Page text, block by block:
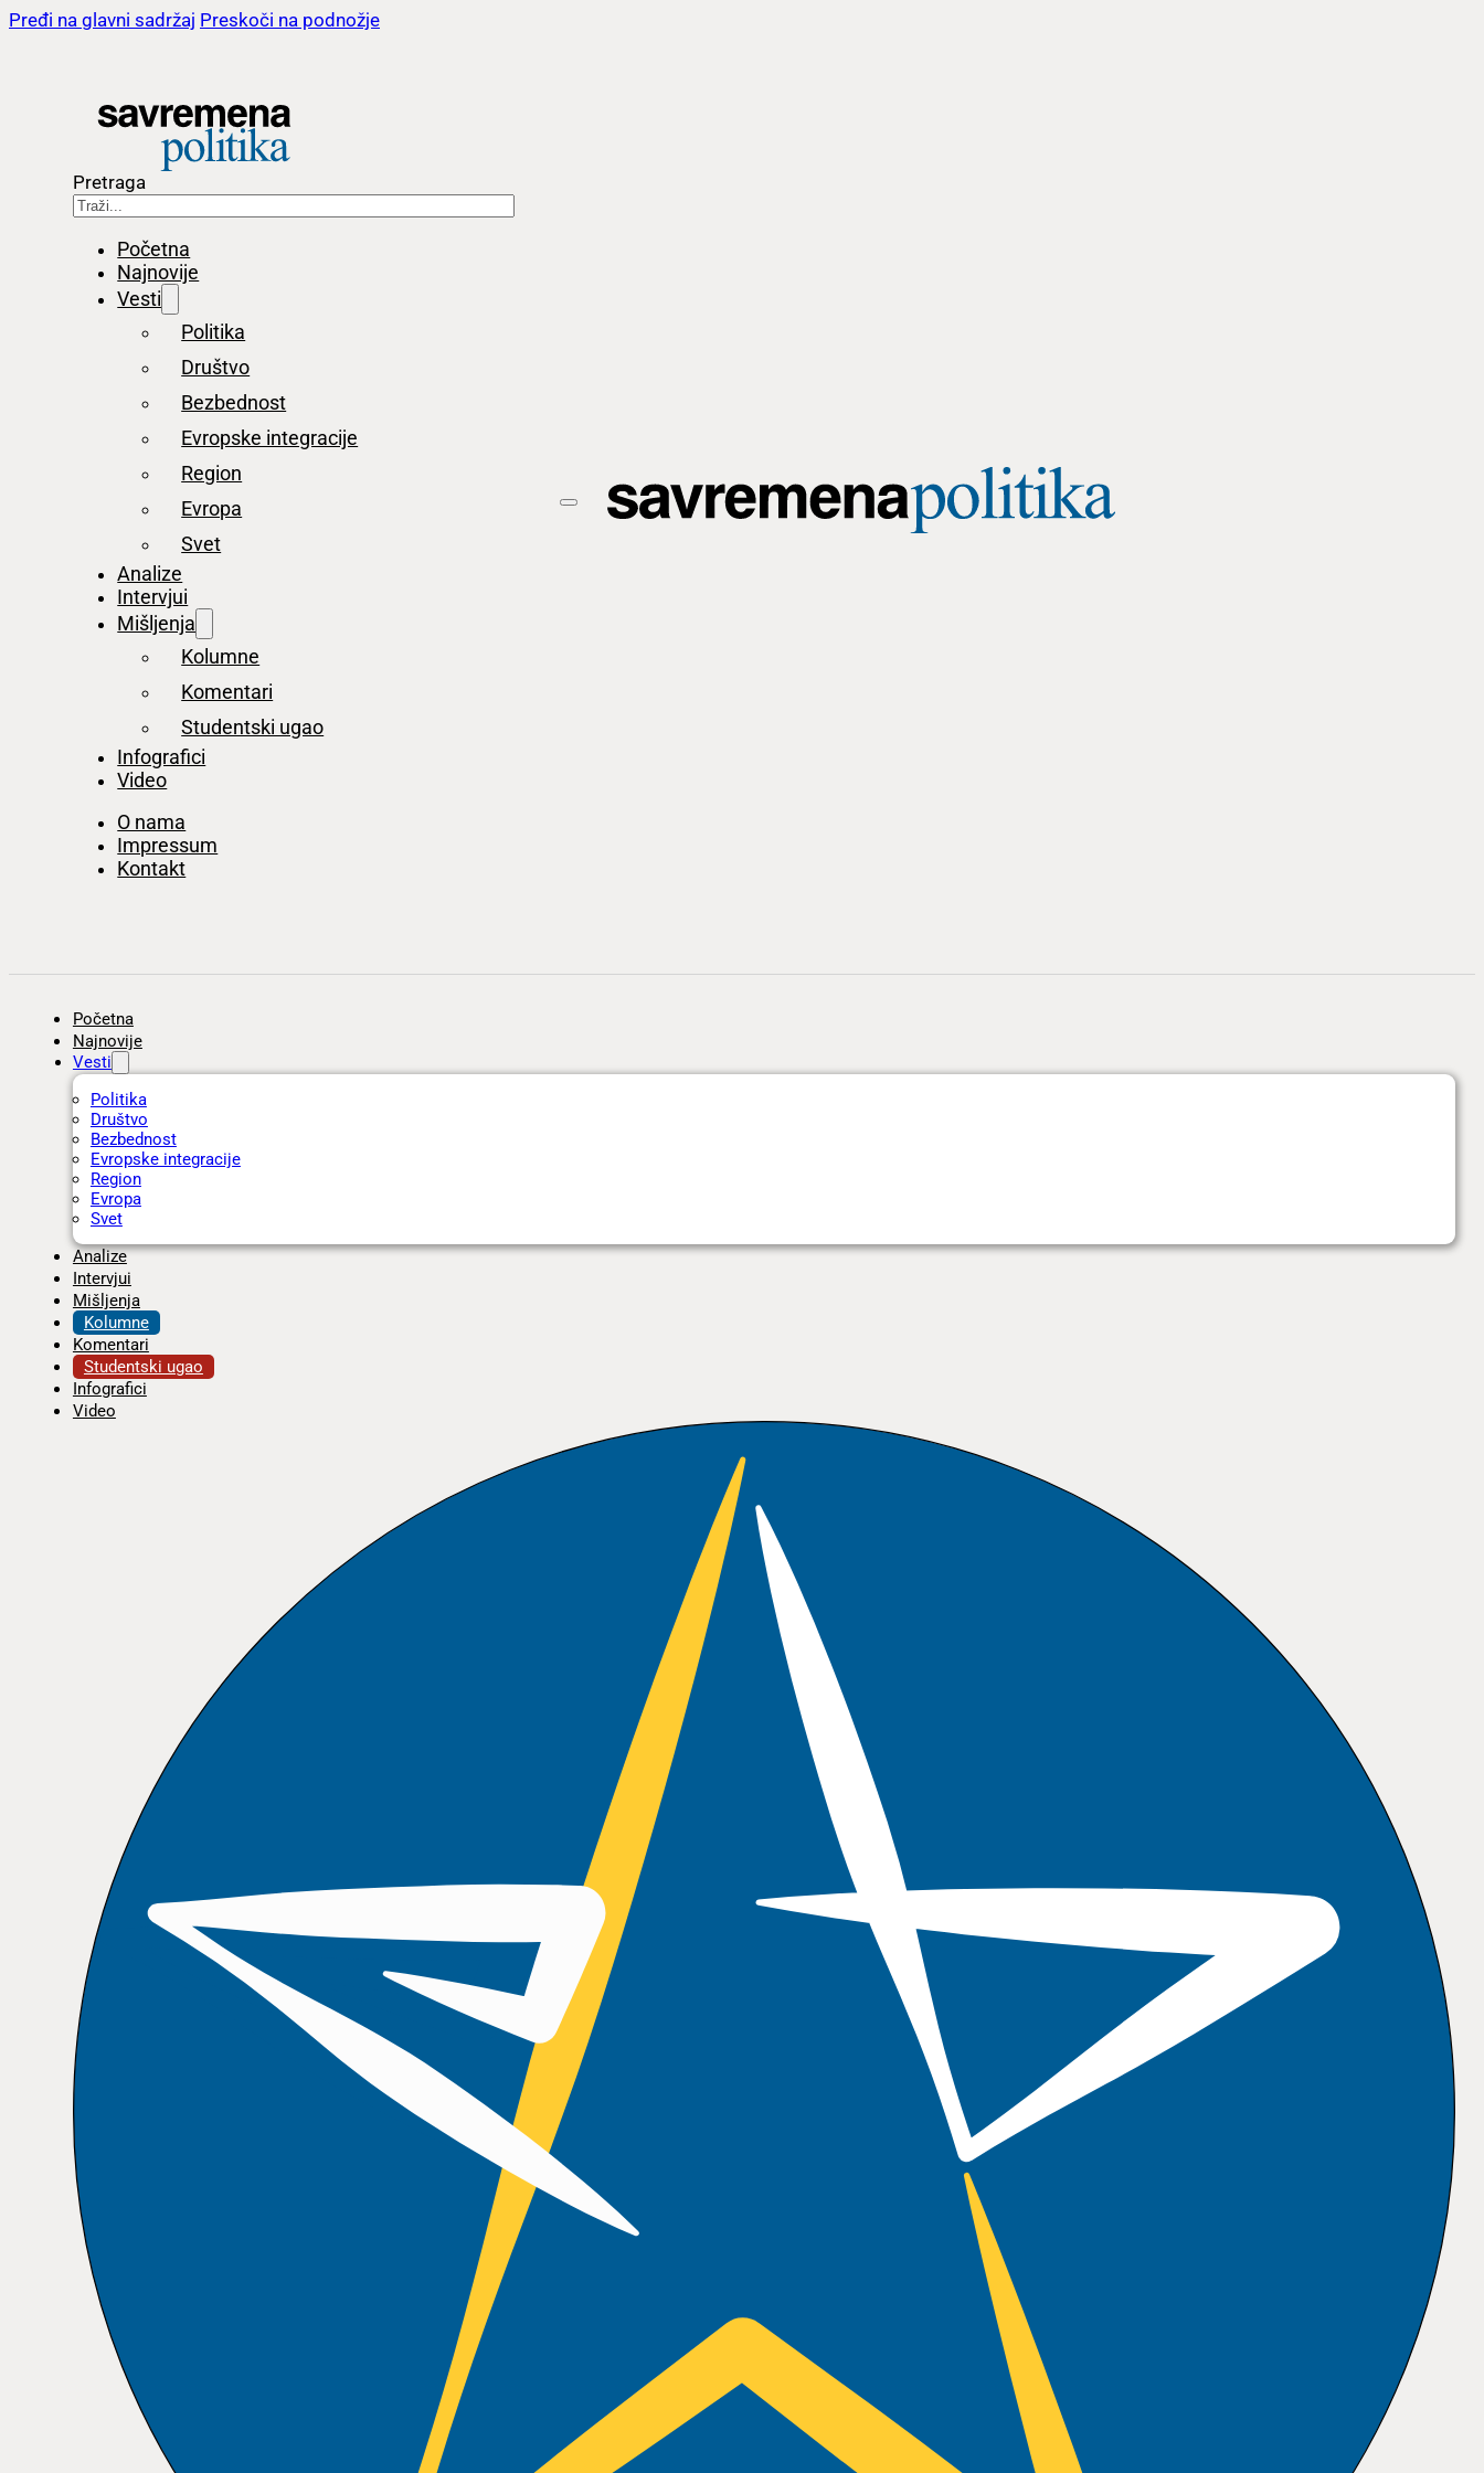
Pređi na glavni sadržaj Preskoči na podnožje
Pretraga
Početna
Najnovije
Vesti
Politika
Društvo
Bezbednost
Evropske integracije
Region
Evropa
Svet
Analize
Intervjui
Mišljenja
Kolumne
Komentari
Studentski ugao
Infografici
Video
O nama
Impressum
Kontakt
Početna
Najnovije
Vesti
Politika
Društvo
Bezbednost
Evropske integracije
Region
Evropa
Svet
Analize
Intervjui
Mišljenja
Kolumne
Komentari
Studentski ugao
Infografici
Video